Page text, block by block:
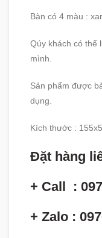
Bàn có 4 màu :
Qúy khách có thể
mình.
Sản phẩm được
dụng.
Kích thước :
Đặt hàng
+ Call :
+ Zalo :